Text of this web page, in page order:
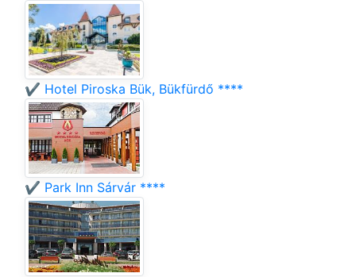
✔️ Hotel Piroska Bük, Bükfürdő ****
✔️ Park Inn Sárvár ****